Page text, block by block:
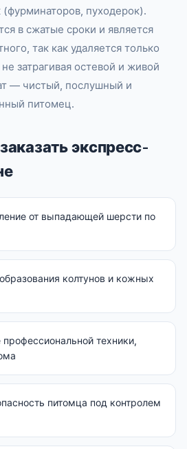
пуходерок).
в сжатые сроки и является
так как удаляется только
затрагивая остевой и живой
— чистый, послушный и
питомец.
экспресс-
от выпадающей шерсти по
колтунов и кожных
техники,
питомца под контролем